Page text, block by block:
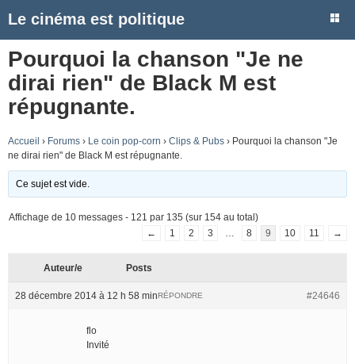
Le cinéma est politique
Pourquoi la chanson "Je ne
dirai rien" de Black M est
répugnante.
Accueil › Forums › Le coin pop-corn › Clips & Pubs › Pourquoi la chanson "Je
ne dirai rien" de Black M est répugnante.
Ce sujet est vide.
Affichage de 10 messages - 121 par 135 (sur 154 au total)
←
1 2 3 8 9 10 11 →
Auteur/e Posts
28 décembre 2014 à 12 h 58 min #24646
RÉPONDRE
flo
Invité